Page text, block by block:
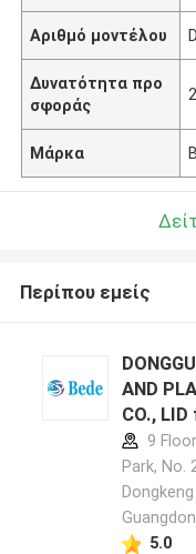
Αριθμό μοντέλου
Δυνατότητα προ
σφοράς
Μάρκα
Περίπου εμείς
AND
CO.,
9
Park, No.
5.0